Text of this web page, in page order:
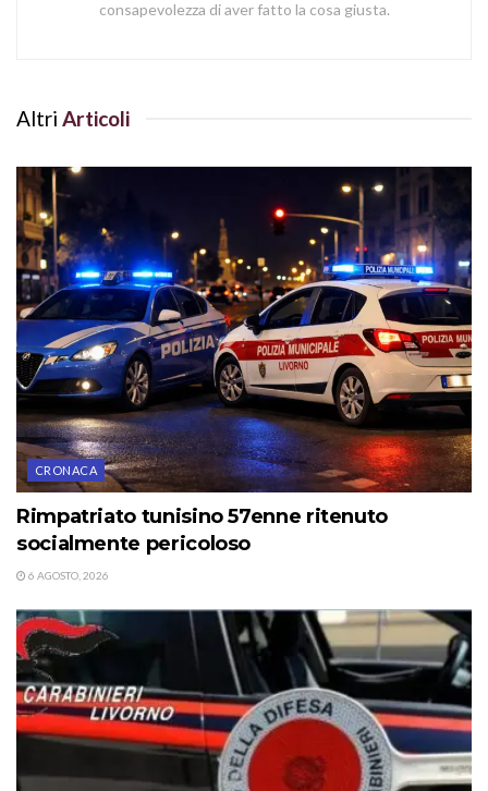
consapevolezza di aver fatto la cosa giusta.
Altri Articoli
CRONACA
Rimpatriato tunisino 57enne ritenuto
socialmente pericoloso
6 AGOSTO, 2026